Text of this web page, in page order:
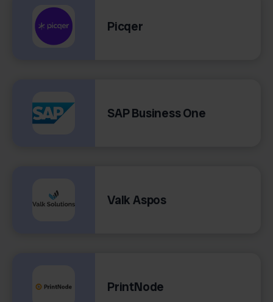
Picqer
SAP Business One
Valk Aspos
PrintNode